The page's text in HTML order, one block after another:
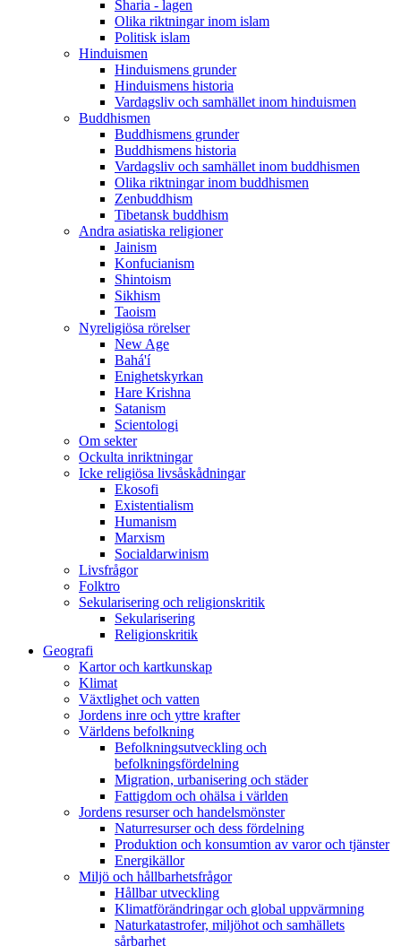
Sharia - lagen
Olika riktningar inom islam
Politisk islam
Hinduismen
Hinduismens grunder
Hinduismens historia
Vardagsliv och samhället inom hinduismen
Buddhismen
Buddhismens grunder
Buddhismens historia
Vardagsliv och samhället inom buddhismen
Olika riktningar inom buddhismen
Zenbuddhism
Tibetansk buddhism
Andra asiatiska religioner
Jainism
Konfucianism
Shintoism
Sikhism
Taoism
Nyreligiösa rörelser
New Age
Bahá'í
Enighetskyrkan
Hare Krishna
Satanism
Scientologi
Om sekter
Ockulta inriktningar
Icke religiösa livsåskådningar
Ekosofi
Existentialism
Humanism
Marxism
Socialdarwinism
Livsfrågor
Folktro
Sekularisering och religionskritik
Sekularisering
Religionskritik
Geografi
Kartor och kartkunskap
Klimat
Växtlighet och vatten
Jordens inre och yttre krafter
Världens befolkning
Befolkningsutveckling och
befolkningsfördelning
Migration, urbanisering och städer
Fattigdom och ohälsa i världen
Jordens resurser och handelsmönster
Naturresurser och dess fördelning
Produktion och konsumtion av varor och tjänster
Energikällor
Miljö och hållbarhetsfrågor
Hållbar utveckling
Klimatförändringar och global uppvärmning
Naturkatastrofer, miljöhot och samhällets
sårbarhet